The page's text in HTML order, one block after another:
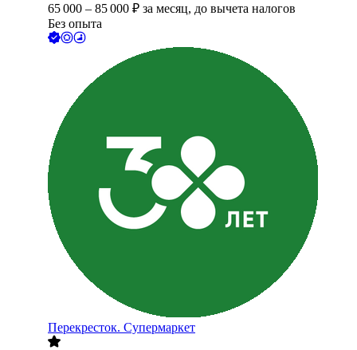
65 000 – 85 000 ₽ за месяц, до вычета налогов
Без опыта
Перекресток. Супермаркет